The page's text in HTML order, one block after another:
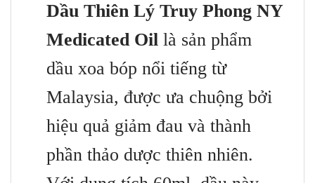
Dầu Thiên Lý Truy Phong NY
Medicated Oil là sản phẩm
dầu xoa bóp nổi tiếng từ
Malaysia, được ưa chuộng bởi
hiệu quả giảm đau và thành
phần thảo dược thiên nhiên.